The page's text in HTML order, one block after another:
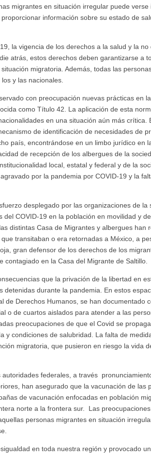
migrantes en situación irregular puede
información sobre su estado de
la vigencia de los derechos a la salud y la no
atrás, estos derechos deben garantizarse a
migratoria. Además, todas las
y las nacionales.
con preocupación nuevas prácticas en
como Título 42. La aplicación de esta
en una situación aún más crítica.
de identificación de necesidades de
país, encontrándose en un limbo jurídico en
de recepción de los albergues de la
local, estatal y federal y de la
por la pandemia por COVID-19 y la
desplegado por las organizaciones de la
COVID-19 en la población en movilidad y
distintas Casa de Migrantes y albergues han
transitaban o era retornadas a México, a
gran defensor de los derechos de los
contagiado en la Casa del Migrante de Saltillo.
que la privación de la libertad en
detenidas durante la pandemia. En estos
de Derechos Humanos, se han documentado
o de cuartos aislados para atender a las
preocupaciones de que el Covid se
y condiciones de salubridad. La falta de
migratoria, que pusieron en riesgo la vida
federales, a través
han asegurado que la vacunación de las
de vacunación enfocadas en población
norte a la frontera sur. Las
personas migrantes en situación
en toda nuestra región y provocado